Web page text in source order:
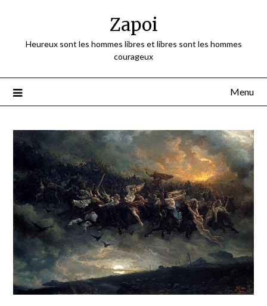
Zapoi
Heureux sont les hommes libres et libres sont les hommes
courageux
Menu